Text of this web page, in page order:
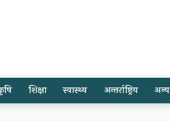
शिक्षा स्वास्थ्य अन्तर्राष्ट्रिय अन्य